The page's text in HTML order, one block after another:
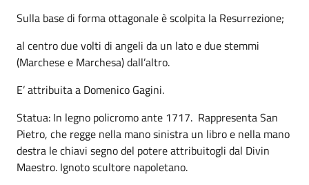
Sulla base di forma ottagonale è scolpita la Resurrezione;
al centro due volti di angeli da un lato e due stemmi
(Marchese e Marchesa) dall’altro.
E’ attribuita a Domenico Gagini.
Statua: In legno policromo ante 1717. Rappresenta San
Pietro, che regge nella mano sinistra un libro e nella mano
destra le chiavi segno del potere attribuitogli dal Divin
Maestro. Ignoto scultore napoletano.